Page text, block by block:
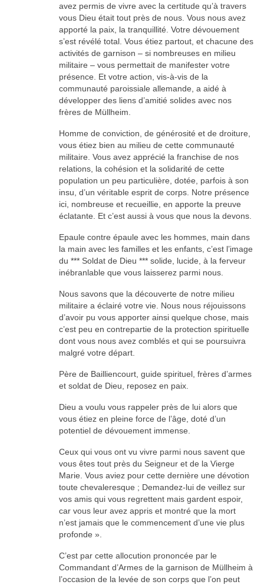
avez permis de vivre avec la certitude qu’à travers
vous Dieu était tout près de nous. Vous nous avez
apporté la paix, la tranquillité. Votre dévouement
s’est révélé total. Vous étiez partout, et chacune des
activités de garnison – si nombreuses en milieu
militaire – vous permettait de manifester votre
présence. Et votre action, vis-à-vis de la
communauté paroissiale allemande, a aidé à
développer des liens d’amitié solides avec nos
frères de Müllheim.
Homme de conviction, de générosité et de droiture,
vous étiez bien au milieu de cette communauté
militaire. Vous avez apprécié la franchise de nos
relations, la cohésion et la solidarité de cette
population un peu particulière, dotée, parfois à son
insu, d’un véritable esprit de corps. Notre présence
ici, nombreuse et recueillie, en apporte la preuve
éclatante. Et c’est aussi à vous que nous la devons.
Epaule contre épaule avec les hommes, main dans
la main avec les familles et les enfants, c’est l’image
du *** Soldat de Dieu *** solide, lucide, à la ferveur
inébranlable que vous laisserez parmi nous.
Nous savons que la découverte de notre milieu
militaire a éclairé votre vie. Nous nous réjouissons
d’avoir pu vous apporter ainsi quelque chose, mais
c’est peu en contrepartie de la protection spirituelle
dont vous nous avez comblés et qui se poursuivra
malgré votre départ.
Père de Bailliencourt, guide spirituel, frères d’armes
et soldat de Dieu, reposez en paix.
Dieu a voulu vous rappeler près de lui alors que
vous étiez en pleine force de l’âge, doté d’un
potentiel de dévouement immense.
Ceux qui vous ont vu vivre parmi nous savent que
vous êtes tout près du Seigneur et de la Vierge
Marie. Vous aviez pour cette dernière une dévotion
toute chevaleresque ; Demandez-lui de veillez sur
vos amis qui vous regrettent mais gardent espoir,
car vous leur avez appris et montré que la mort
n’est jamais que le commencement d’une vie plus
profonde ».
C’est par cette allocution prononcée par le
Commandant d’Armes de la garnison de Müllheim à
l’occasion de la levée de son corps que l’on peut